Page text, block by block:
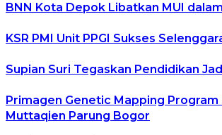
BNN Kota Depok Libatkan MUI
KSR PMI Unit PPGI Sukses
Supian Suri Tegaskan Pendidikan
Primagen Genetic Mapping
Muttaqien Parung Bogor